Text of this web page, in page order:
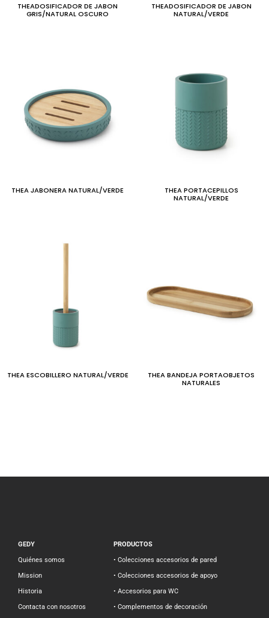
THEADOSIFICADOR DE JABON
GRIS/NATURAL OSCURO
THEADOSIFICADOR DE JABON
NATURAL/VERDE
THEA JABONERA NATURAL/VERDE
THEA PORTACEPILLOS
NATURAL/VERDE
THEA ESCOBILLERO NATURAL/VERDE
THEA BANDEJA PORTAOBJETOS
NATURALES
GEDY
Quiénes somos
Mission
Historia
Contacta con nosotros
PRODUCTOS
• Colecciones accesorios de pared
• Colecciones accesorios de apoyo
• Accesorios para WC
• Complementos de decoración